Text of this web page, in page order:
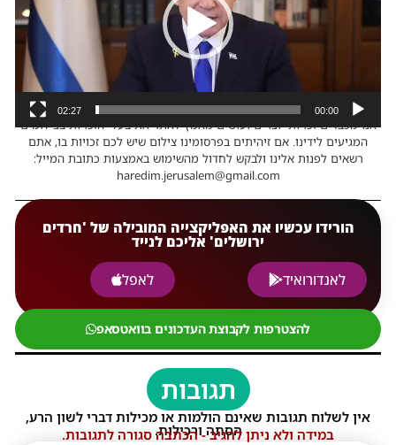
00:00
02:27
אנו מכבדים זכויות יוצרים ועושים מאמץ לאתר את בעלי הזכויות בצילומים
המגיעים לידינו. אם זיהיתים בפרסומינו צילום שיש לכם זכויות בו, אתם
רשאים לפנות אלינו ולבקש לחדול מהשימוש באמצעות כתובת המייל:
haredim.jerusalem@gmail.com
הורידו עכשיו את האפליקצייה המובילה של 'חרדים
ירושלים' אליכם לנייד
לאנדורואיד
לאפל
להצטרפות לקבוצת העדכונים בוואטסאפ
תגובות
אין לשלוח תגובות שאינם הולמות או מכילות דברי לשון הרע,
הסתה ורכילות.
במידה ולא ניתן להגיב - הכתבה סגורה לתגובות.